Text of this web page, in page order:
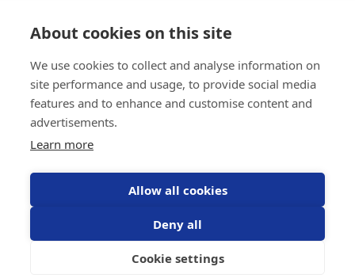
About cookies on this site
We use cookies to collect and analyse information on
site performance and usage, to provide social media
features and to enhance and customise content and
advertisements.
Learn more
Allow all cookies
Deny all
Cookie settings
Snöskoter
Om oss
Våra kunder
Nyheter
Karriär
Policies
Allmänna villkor
Integritetspolicy
Cookies